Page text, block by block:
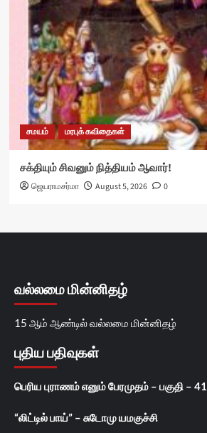
சமயம் மரபுக் கவிதைகள்
சக்தியும் சிவனும் நித்தியம் ஆவார்!
ஜெயராமசர்மா August 5, 2026 0
வல்லமை மின்னிதழ்
15 ஆம் ஆண்டில் வல்லமை மின்னிதழ்
புதிய பதிவுகள்
பெரிய புராணம் எனும் பேரமுதம் – பகுதி – 41
“லிட்டில் பாய்” – சுடோமு யமகுச்சி